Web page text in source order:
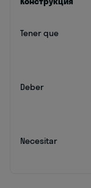
Tener que
Deber
Necesitar